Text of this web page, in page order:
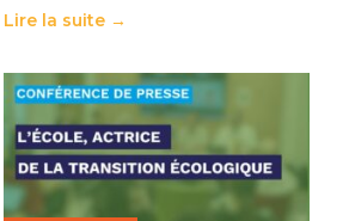
Lire la suite →